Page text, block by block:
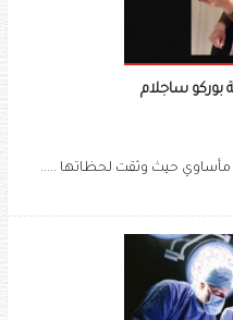
بوركو ساجلام
مأساوي حيث وثقت لحظاتها .....